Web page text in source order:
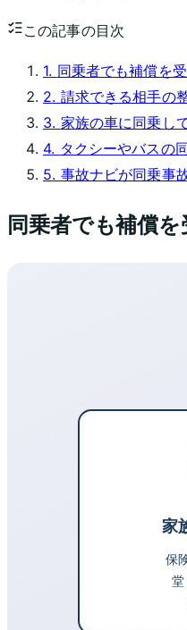
この記事の目次
1. 同乗者でも補償を
2. 請求できる相手の
3. 家族の車に同乗し
4. タクシーやバスの
5. 事故ナビが同乗事
同乗者でも補償